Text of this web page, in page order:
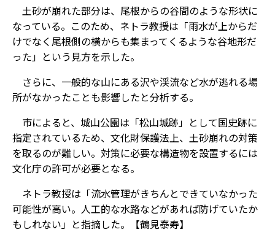
土砂が崩れた部分は、尾根からの谷間のような形状に
なっている。このため、ネトラ教授は「雨水が上からだ
けでなく尾根側の横からも集まってくるような谷地形だ
った」という見方を示した。
さらに、一般的な山にある沢や渓流など水が逃れる場
所がなかったことも影響したと分析する。
市によると、城山公園は「松山城跡」として国史跡に
指定されているため、文化財保護法上、土砂崩れの対策
を取るのが難しい。対策に必要な構造物を設置するには
文化庁の許可が必要となる。
ネトラ教授は「流水管理がきちんとできていなかった
可能性が高い。人工的な水路などがあれば防げていたか
もしれない」と指摘した。【鶴見泰寿】